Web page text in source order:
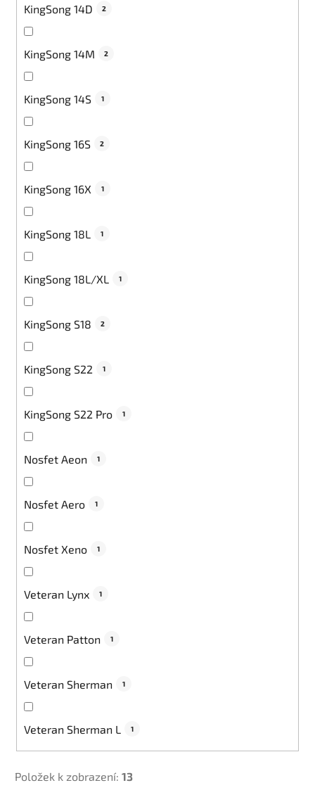
KingSong 14D 2
KingSong 14M 2
KingSong 14S 1
KingSong 16S 2
KingSong 16X 1
KingSong 18L 1
KingSong 18L/XL 1
KingSong S18 2
KingSong S22 1
KingSong S22 Pro 1
Nosfet Aeon 1
Nosfet Aero 1
Nosfet Xeno 1
Veteran Lynx 1
Veteran Patton 1
Veteran Sherman 1
Veteran Sherman L 1
Položek k zobrazení: 13